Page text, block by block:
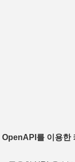
OpenAPI를 이용한